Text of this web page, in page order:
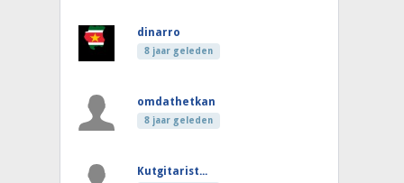
dinarro
8 jaar geleden
omdathetkan
8 jaar geleden
Kutgitarist...